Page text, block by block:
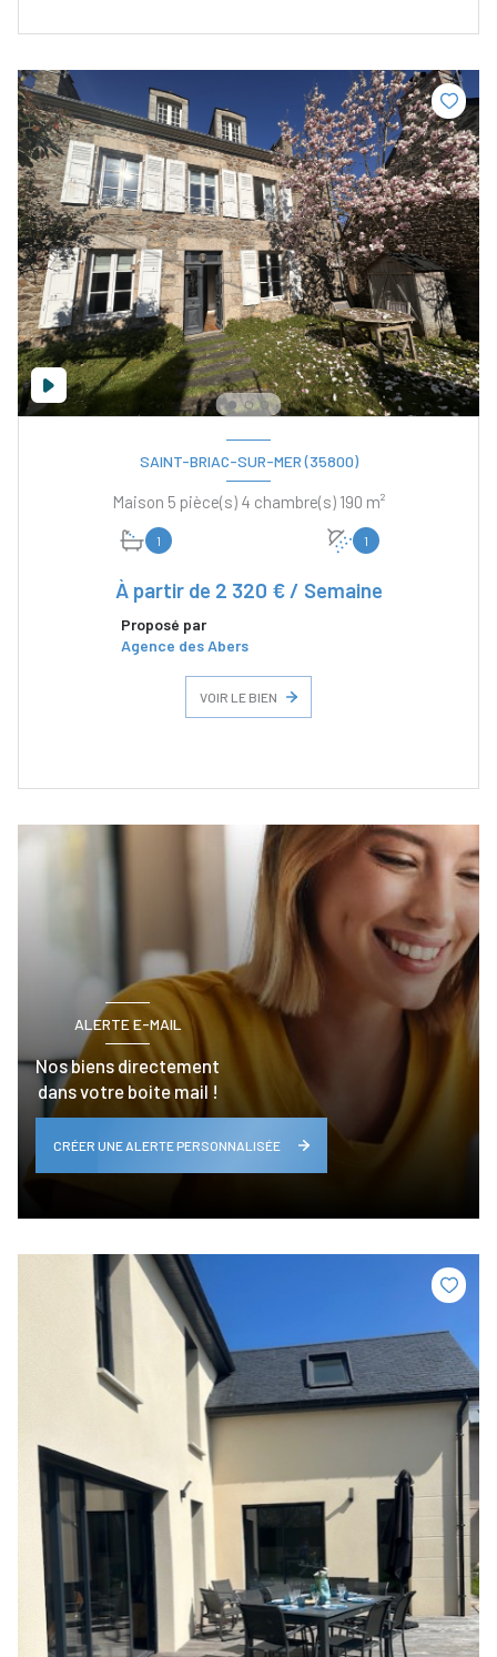
SAINT-BRIAC-SUR-MER (35800)
Maison 5 pièce(s) 4 chambre(s) 190 m²
1 1
À partir de 2 320 € / Semaine
Proposé par
Agence des Abers
VOIR LE BIEN
ALERTE E-MAIL
Nos biens directement
dans votre boite mail !
CRÉER UNE ALERTE PERSONNALISÉE